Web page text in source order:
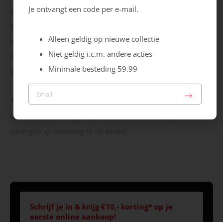
besteding van min. €59.95.
geldig op reeds gedane aankopen of i.c.m. andere acties.
De code is alleen online geldig, niet in de winkel en
eenmalig te gebruiken.
*Omdat we al onze klanten de mogelijkheid bieden om deel
te nemen aan ons spaarsysteem, verstrekken we geen extra
Schrijf je in & krijg €10,- korting* op je
eerste online aankoop!
Je ontvangt een code per e-mail.
Alleen geldig op nieuwe collectie
Niet geldig i.c.m. andere acties
Minimale besteding 59.99